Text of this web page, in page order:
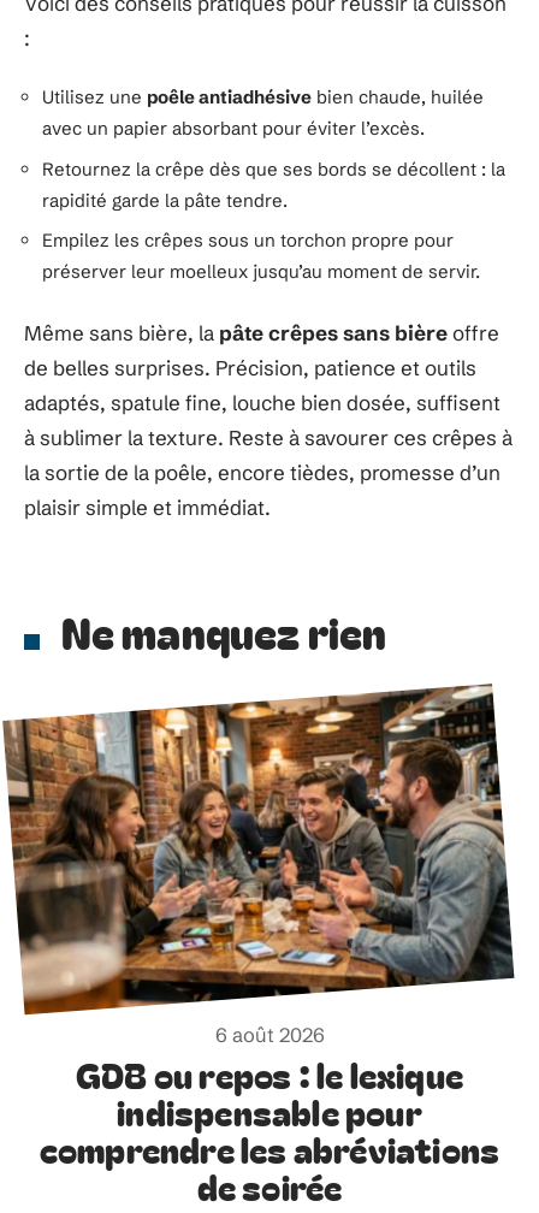
:
Utilisez une poêle antiadhésive bien chaude, huilée
avec un papier absorbant pour éviter l’excès.
Retournez la crêpe dès que ses bords se décollent : la
rapidité garde la pâte tendre.
Empilez les crêpes sous un torchon propre pour
préserver leur moelleux jusqu’au moment de servir.
Même sans bière, la pâte crêpes sans bièreoffre
de belles surprises. Précision, patience et outils
adaptés, spatule fine, louche bien dosée, suffisent
à sublimer la texture. Reste à savourer ces crêpes à
la sortie de la poêle, encore tièdes, promesse d’un
plaisir simple et immédiat.
Ne manquez rien
6 août 2026
GDB ou repos : le lexique
indispensable pour
comprendre les abréviations
de soirée